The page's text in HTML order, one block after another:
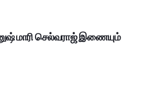
மாரி செல்வராஜ் இணையும்